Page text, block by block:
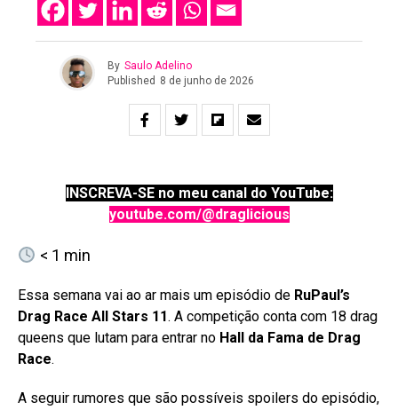
By Saulo Adelino
Published 8 de junho de 2026
INSCREVA-SE no meu canal do YouTube:
youtube.com/@draglicious
< 1 min
Essa semana vai ao ar mais um episódio de RuPaul’s
Drag Race All Stars 11. A competição conta com 18 drag
queens que lutam para entrar no Hall da Fama de Drag
Race.
A seguir rumores que são possíveis spoilers do episódio,